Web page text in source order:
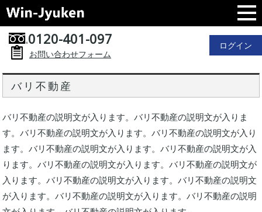
0120-401-097
お問い合わせフォーム
ログイン
バリ不動産
バリ不動産の説明文が入ります。バリ不動産の説明文が入りま
す。バリ不動産の説明文が入ります。バリ不動産の説明文が入り
ます。バリ不動産の説明文が入ります。バリ不動産の説明文が入
ります。バリ不動産の説明文が入ります。バリ不動産の説明文が
入ります。バリ不動産の説明文が入ります。バリ不動産の説明文
が入ります。バリ不動産の説明文が入ります。バリ不動産の説明